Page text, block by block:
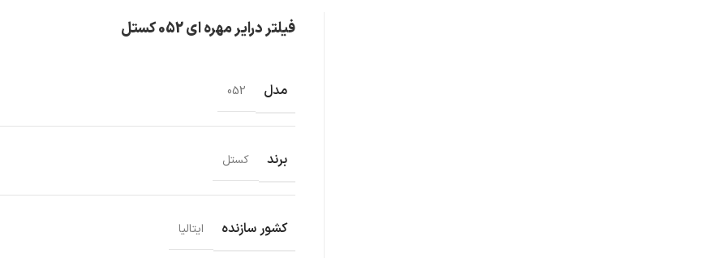
فیلتر درایر مهره ای 052 کستل
مدل 052
برند کستل
کشور سازنده ایتالیا